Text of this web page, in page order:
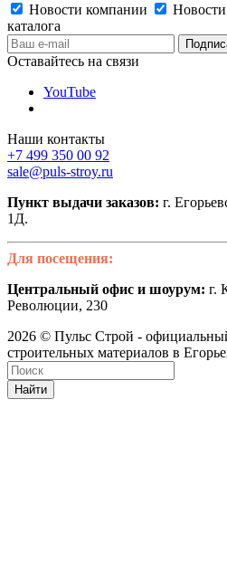
Новости компании
Новости
каталога
Оставайтесь на связи
YouTube
Наши контакты
+7 499 350 00 92
sale@puls-stroy.ru
Пункт выдачи заказов: г.
1Д.
Для посещения:
Центральный офис и шоурум: г.
Революции, 230
2026 © Пульс Строй -
строительных материалов в
Найти